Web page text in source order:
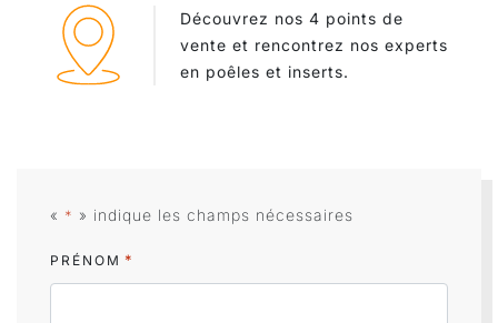
Découvrez nos 4 points de
vente et rencontrez nos experts
en poêles et inserts.
« * » indique les champs nécessaires
PRÉNOM *